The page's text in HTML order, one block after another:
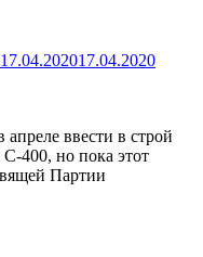
17.04.202017.04.2020
апреле ввести в строй
400, но пока этот
Партии